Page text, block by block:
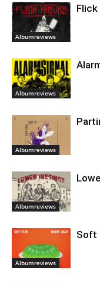
Albumreviews
Flick
Albumreviews
Albumreviews
Albumreviews
Albumreviews
Soft